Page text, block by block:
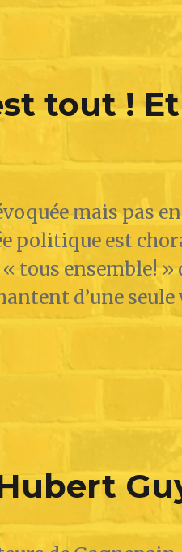
tout !
mais pas
politique est
tous ensemble! »
d’une